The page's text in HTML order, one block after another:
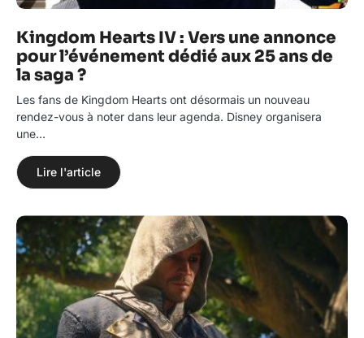
Kingdom Hearts IV : Vers une annonce
pour l’événement dédié aux 25 ans de
la saga ?
Les fans de Kingdom Hearts ont désormais un nouveau
rendez-vous à noter dans leur agenda. Disney organisera
une…
Lire l'article